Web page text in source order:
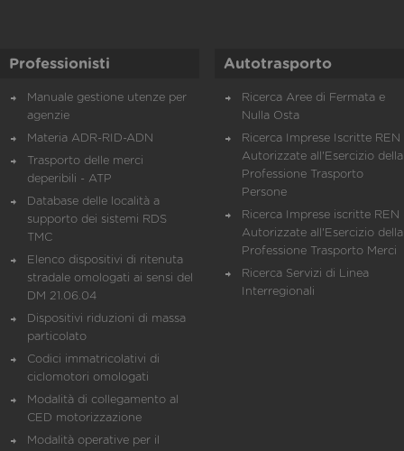
Professionisti
Manuale gestione utenze per
agenzie
Materia ADR-RID-ADN
Trasporto delle merci
deperibili - ATP
Database delle località a
supporto dei sistemi RDS
TMC
Elenco dispositivi di ritenuta
stradale omologati ai sensi del
DM 21.06.04
Dispositivi riduzioni di massa
particolato
Codici immatricolativi di
ciclomotori omologati
Modalità di collegamento al
CED motorizzazione
Modalità operative per il
Autotrasporto
Ricerca Aree di Fermata e
Nulla Osta
Ricerca Imprese Iscritte REN
Autorizzate all'Esercizio della
Professione Trasporto
Persone
Ricerca Imprese iscritte REN
Autorizzate all'Esercizio della
Professione Trasporto Merci
Ricerca Servizi di Linea
Interregionali